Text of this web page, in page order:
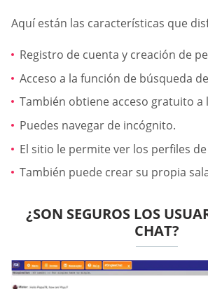
Aquí están las características que
Registro de cuenta y creación de
Acceso a la función de búsqueda
También obtiene acceso gratuito a
Puedes navegar de incógnito.
El sitio le permite ver los perfiles
También puede crear su propia
¿SON SEGUROS LOS
CHAT?